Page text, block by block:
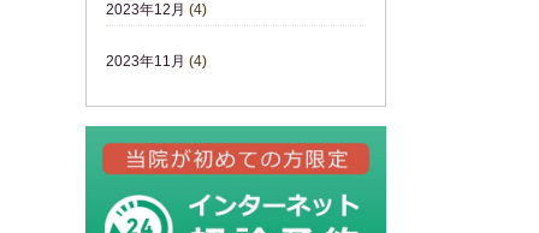
2023年12月 (4)
2023年11月 (4)